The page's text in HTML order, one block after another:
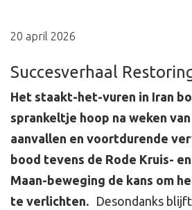
20 april 2026
Succesverhaal
Het staakt-het-vuren in Iran
sprankeltje hoop na weken
aanvallen en voortdurende
bood tevens de Rode Kruis-
Maan-beweging de kans om
te verlichten. Desondanks